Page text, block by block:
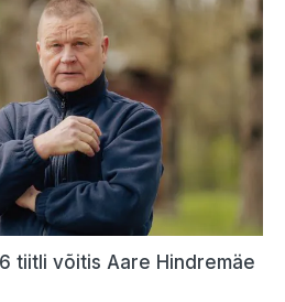
tiitli võitis Aare Hindremäe